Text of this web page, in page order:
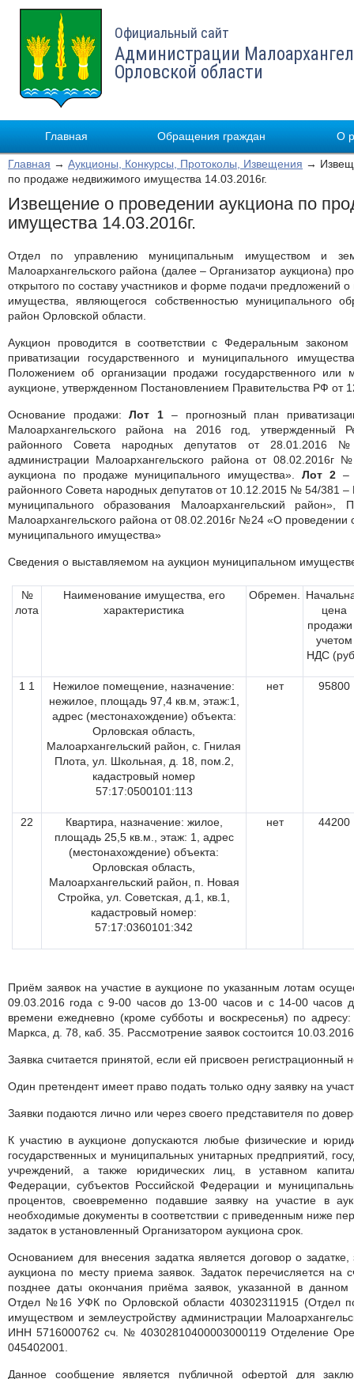
Официальный сайт
Администрации
Орловской области
Главная Обращения граждан О
Главная → Аукционы, Конкурсы, Протоколы, Извещения →
по продаже недвижимого имущества 14.03.2016г.
Извещение о проведении аукциона по
имущества 14.03.2016г.
Отдел по управлению муниципальным имуществом и
Малоархангельского района (далее – Организатор аукциона)
открытого по составу участников и форме подачи предложений
имущества, являющегося собственностью муниципального
район Орловской области.
Аукцион проводится в соответствии с Федеральным
приватизации государственного и муниципального
Положением об организации продажи государственного или
аукционе, утвержденном Постановлением Правительства РФ от
Основание продажи:Лот 1 – прогнозный план
Малоархангельского района на 2016 год, утвержденный
районного Совета народных депутатов от 28.01.2016
администрации Малоархангельского района от 08.02.2016г
аукциона по продаже муниципального имущества».Лот 2–
районного Совета народных депутатов от 10.12.2015 № 54/381
муниципального образования Малоархангельский район»,
Малоархангельского района от 08.02.2016г №24 «О проведении
муниципального имущества»
Сведения о выставляемом на аукцион муниципальном
№
лота
Наименование имущества, его
характеристика
Обремен.
цена
продажи
учетом
НДС
1 1
Нежилое помещение, назначение:
нежилое, площадь 97,4 кв.м, этаж:1,
адрес (местонахождение) объекта:
Орловская область,
Малоархангельский район, с. Гнилая
Плота, ул. Школьная, д. 18, пом.2,
кадастровый номер
57:17:0500101:113
нет 95800
22
Квартира, назначение: жилое,
площадь 25,5 кв.м., этаж: 1, адрес
(местонахождение) объекта:
Орловская область,
Малоархангельский район, п. Новая
Стройка, ул. Советская, д.1, кв.1,
кадастровый номер:
57:17:0360101:342
нет 44200
Приём заявок на участие в аукционе по указанным лотам
09.03.2016 года с 9-00 часов до 13-00 часов и с 14-00 часов
времени ежедневно (кроме субботы и воскресенья) по
Маркса, д. 78, каб. 35. Рассмотрение заявок состоится
Заявка считается принятой, если ей присвоен регистрационный
Один претендент имеет право подать только одну заявку на
Заявки подаются лично или через своего представителя по
К участию в аукционе допускаются любые физические и
государственных и муниципальных унитарных предприятий,
учреждений, а также юридических лиц, в уставном
Федерации, субъектов Российской Федерации и
процентов, своевременно подавшие заявку на участие в
необходимые документы в соответствии с приведенным ниже
задаток в установленный Организатором аукциона срок.
Основанием для внесения задатка является договор о
аукциона по месту приема заявок. Задаток перечисляется на
позднее даты окончания приёма заявок, указанной в
Отдел №16 УФК по Орловской области 40302311915 (Отдел
имуществом и землеустройству администрации
ИНН 5716000762 сч. № 40302810400003000119 Отделение
045402001.
Данное сообщение является публичной офертой для